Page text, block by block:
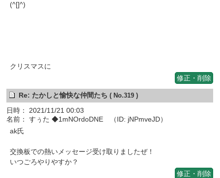
(^[]^)
クリスマスに
修正・削除
Re: たかしと愉快な仲間たち( No.319 )
日時： 2021/11/21 00:03
名前： すぅた ◆1mNOrdoDNE （ID: jNPmveJD）
ak氏
交換板での熱いメッセージ受け取りましたぜ！
いつごろやりやすか？
修正・削除